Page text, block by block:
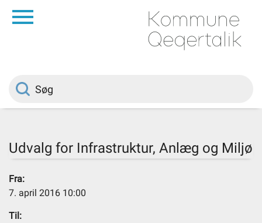
Borger
Vedtægter
Udvalg for Infrastruktur, Anlæg og Miljø
Fra:
7. april 2016 10:00
Til: